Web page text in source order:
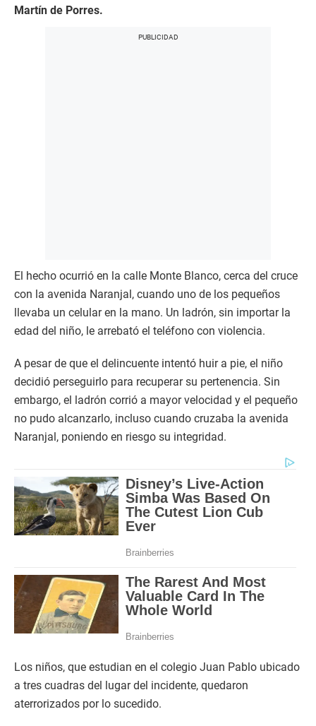
Martín de Porres.
El hecho ocurrió en la calle Monte Blanco, cerca del cruce
con la avenida Naranjal, cuando uno de los pequeños
llevaba un celular en la mano. Un ladrón, sin importar la
edad del niño, le arrebató el teléfono con violencia.
A pesar de que el delincuente intentó huir a pie, el niño
decidió perseguirlo para recuperar su pertenencia. Sin
embargo, el ladrón corrió a mayor velocidad y el pequeño
no pudo alcanzarlo, incluso cuando cruzaba la avenida
Naranjal, poniendo en riesgo su integridad.
Los niños, que estudian en el colegio Juan Pablo ubicado
a tres cuadras del lugar del incidente, quedaron
aterrorizados por lo sucedido.